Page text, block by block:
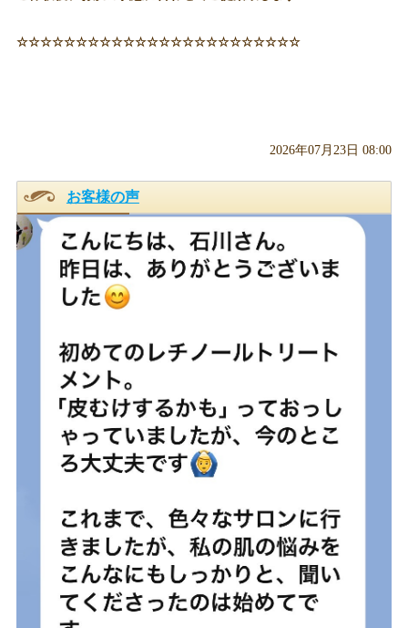
☆☆☆☆☆☆☆☆☆☆☆☆☆☆☆☆☆☆☆☆☆☆☆☆
2026年07月23日 08:00
お客様の声